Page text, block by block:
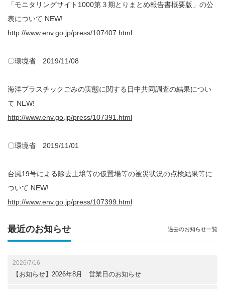
「モニタリングサイト1000第３期とりまとめ報告書概要版」の公
表について NEW!
http://www.env.go.jp/press/107407.html
〇環境省 2019/11/08
海洋プラスチックごみの実態に関する日中共同調査の結果につい
て NEW!
http://www.env.go.jp/press/107391.html
〇環境省 2019/11/01
台風19号による除去土壌等の仮置場等の被災状況の点検結果等に
ついて NEW!
http://www.env.go.jp/press/107399.html
最近のお知らせ
2026/7/16
【お知らせ】2026年8月 営業日のお知らせ
過去のお知らせ一覧